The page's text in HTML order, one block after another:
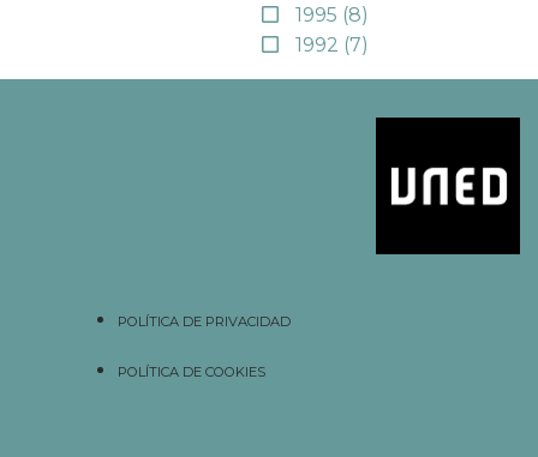
1995 (8)
1992 (7)
POLÍTICA DE PRIVACIDAD
POLÍTICA DE COOKIES